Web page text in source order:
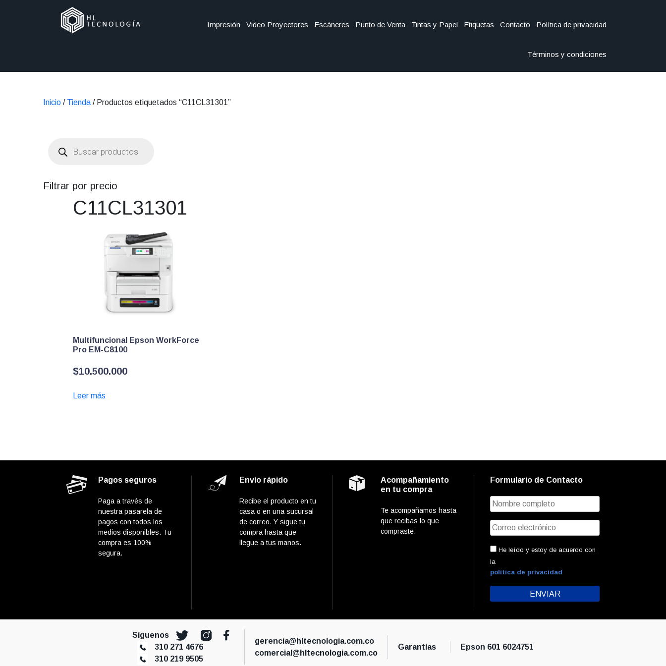
Impresión Video Proyectores Escáneres Punto de Venta Tintas y Papel Etiquetas Contacto Política de privacidad
Términos y condiciones
Inicio / Tienda / Productos etiquetados “C11CL31301”
productos
Filtrar por precio
C11CL31301
Multifuncional Epson WorkForce
Pro EM-C8100
$10.500.000
Leer más
Pagos seguros
Paga a través de
nuestra pasarela de
pagos con todos los
medios disponibles. Tu
compra es 100%
segura.
Envío rápido
Recibe el producto en tu
casa o en una sucursal
de correo. Y sigue tu
compra hasta que
llegue a tus manos.
Acompañamiento
en tu compra
Te acompañamos hasta
que recibas lo que
compraste.
Formulario de Contacto
He leído y estoy de acuerdo con
la
política de privacidad
Síguenos
310 271 4676
310 219 9505
gerencia@hltecnologia.com.co
comercial@hltecnologia.com.co
Garantías Epson 601 6024751